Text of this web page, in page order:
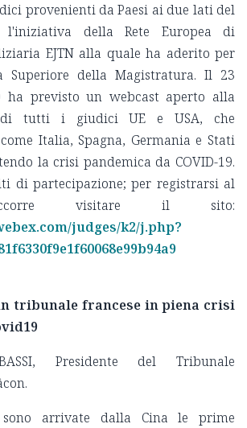
provenienti da Paesi ai due lati del
l'iniziativa della Rete Europea di
EJTN alla quale ha aderito per
Superiore della Magistratura. Il 23
ha previsto un webcast aperto alla
di tutti i giudici UE e USA, che
Italia, Spagna, Germania e Stati
la crisi pandemica da COVID-19.
di partecipazione; per registrarsi al
visitare il sito:
judges/k2/j.php?
tribunale francese in piena crisi
Presidente del Tribunale
arrivate dalla Cina le prime